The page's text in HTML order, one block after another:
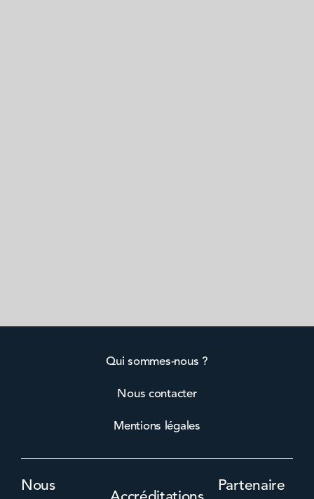
Qui sommes-nous ?
Nous contacter
Mentions légales
Nous
Partenaire